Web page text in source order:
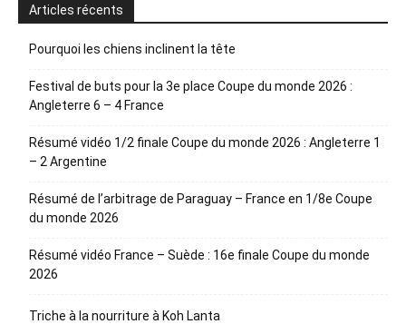
Articles récents
Pourquoi les chiens inclinent la tête
Festival de buts pour la 3e place Coupe du monde 2026 :
Angleterre 6 – 4 France
Résumé vidéo 1/2 finale Coupe du monde 2026 : Angleterre 1
– 2 Argentine
Résumé de l’arbitrage de Paraguay – France en 1/8e Coupe
du monde 2026
Résumé vidéo France – Suède : 16e finale Coupe du monde
2026
Triche à la nourriture à Koh Lanta